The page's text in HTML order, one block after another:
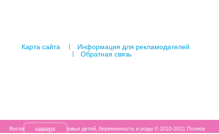
Карта сайта
Информация для рекламодателей
Обратная связь
Воспитание детей, здоровье детей, беременность и роды © 2010-2021 Полное
наверх